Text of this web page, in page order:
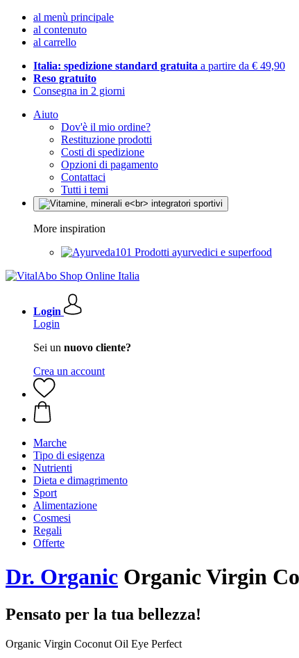
al menù principale
al contenuto
al carrello
Italia: spedizione standard gratuita a partire da € 49,90
Reso gratuito
Consegna in 2 giorni
Aiuto
Dov'è il mio ordine?
Restituzione prodotti
Costi di spedizione
Opzioni di pagamento
Contattaci
Tutti i temi
More inspiration
Prodotti ayurvedici e superfood
Login
Login
Sei un nuovo cliente?
Crea un account
Marche
Tipo di esigenza
Nutrienti
Dieta e dimagrimento
Sport
Alimentazione
Cosmesi
Regali
Offerte
Dr. Organic Organic Virgin
Pensato per la tua bellezza!
Organic Virgin Coconut Oil Eye Perfect